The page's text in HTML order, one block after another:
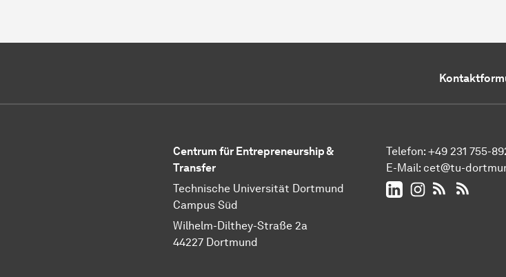
Centrum für Entrepreneurship &
Transfer
Technische Universität Dortmund
Campus Süd
Wilhelm-Dilthey-Straße 2a
44227 Dortmund
Telefon: +49 231 755-
E-Mail: cet@tu-
LinkedInInstagramRSS-Feed